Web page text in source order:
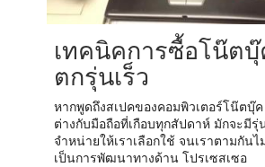
เทคนิคการซื้อโน๊ต
ตกรุ่นเร็ว
หากพูดถึงสเปคของคอมพิวเตอร์โน๊ตบุ๊ค
ต่างกับมือถือที่เกือบทุกสัปดาห์ มักจะมีรุ่
จำหน่ายให้เราเลือกใช้ จนเราตามกัน
เป็นการพัฒนาทางด้าน โปรเซสเซอ